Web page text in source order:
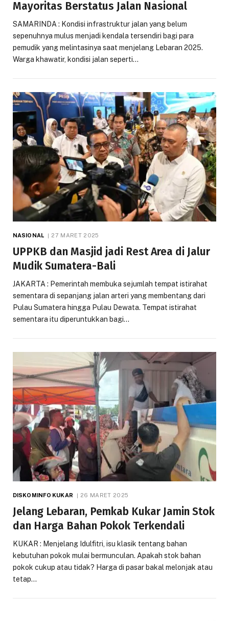
Mayoritas Berstatus Jalan Nasional
SAMARINDA : Kondisi infrastruktur jalan yang belum
sepenuhnya mulus menjadi kendala tersendiri bagi para
pemudik yang melintasinya saat menjelang Lebaran 2025.
Warga khawatir, kondisi jalan seperti…
NASIONAL 27 MARET 2025
UPPKB dan Masjid jadi Rest Area di Jalur
Mudik Sumatera-Bali
JAKARTA : Pemerintah membuka sejumlah tempat istirahat
sementara di sepanjang jalan arteri yang membentang dari
Pulau Sumatera hingga Pulau Dewata. Tempat istirahat
sementara itu diperuntukkan bagi…
DISKOMINFO KUKAR 26 MARET 2025
Jelang Lebaran, Pemkab Kukar Jamin Stok
dan Harga Bahan Pokok Terkendali
KUKAR : Menjelang Idulfitri, isu klasik tentang bahan
kebutuhan pokok mulai bermunculan. Apakah stok bahan
pokok cukup atau tidak? Harga di pasar bakal melonjak atau
tetap…